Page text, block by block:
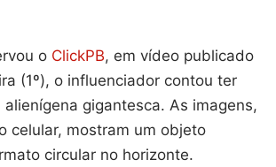
o ClickPB, em vídeo publicado
(1º), o influenciador contou ter
gigantesca. As imagens,
celular, mostram um objeto
circular no horizonte.